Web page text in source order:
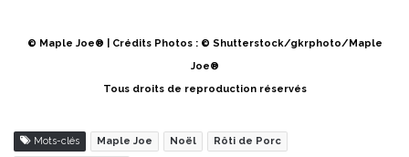
© Maple Joe® | Crédits Photos : © Shutterstock/gkrphoto/Maple
Joe®
Tous droits de reproduction réservés
Mots-clés Maple Joe Noël Rôti de Porc